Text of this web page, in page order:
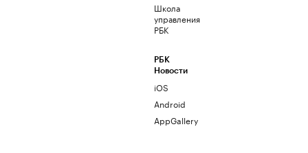
Школа
управления
РБК
РБК
Новости
iOS
Android
AppGallery